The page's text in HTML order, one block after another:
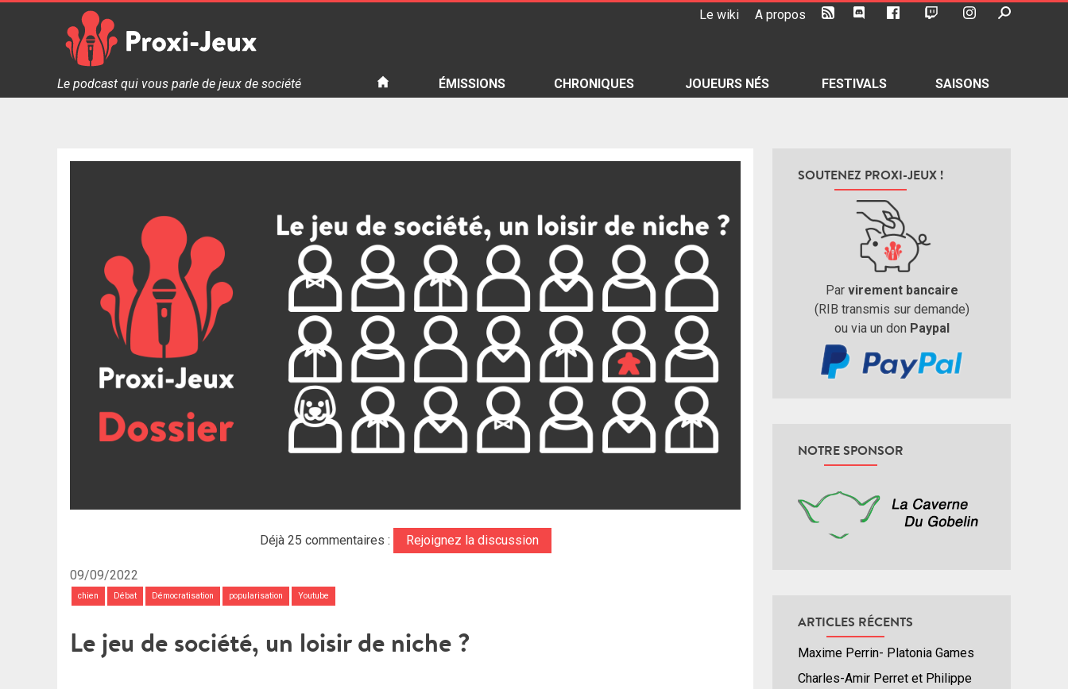
Le wiki A propos
Proxi Jeux - Le podcast qui vous parle de jeux de société
Le podcast qui vous parle de jeux de société ÉMISSIONS CHRONIQUES JOUEURS NÉS FESTIVALS SAISONS
Déjà 25 commentaires : Rejoignez la discussion
09/09/2022
chien Débat Démocratisation popularisation Youtube
Le jeu de société, un loisir de niche ?
SOUTENEZ PROXI-JEUX !
Par virement bancaire
(RIB transmis sur demande)
ou via un don Paypal
NOTRE SPONSOR
ARTICLES RÉCENTS
Maxime Perrin- Platonia Games
Charles-Amir Perret et Philippe